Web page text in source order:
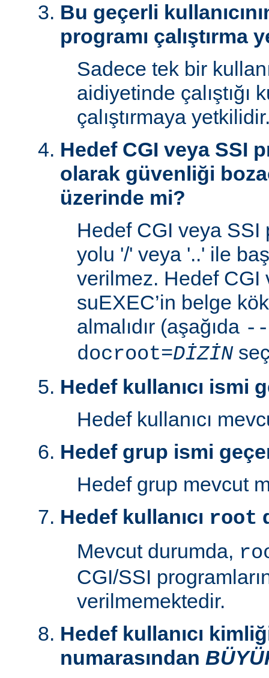
Bu geçerli
programı çalıştırma
Sadece tek bir
aidiyetinde çalıştığı
çalıştırmaya
Hedef CGI veya SSI
olarak güvenliği
üzerinde mi?
Hedef CGI veya SSI
yolu '/' veya '..' ile
verilmez. Hedef CGI
suEXEC’in belge
almalıdır (aşağıda
docroot=DİZİN
Hedef kullanıcı ismi
Hedef kullanıcı
Hedef grup ismi
Hedef grup mevcut
Hedef kullanıcı root
Mevcut durumda,
CGI/SSI
verilmemektedir.
Hedef kullanıcı
numarasından